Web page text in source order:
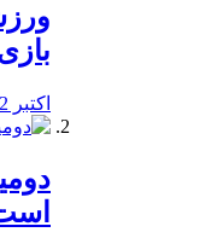
اکتبر 12, 2023